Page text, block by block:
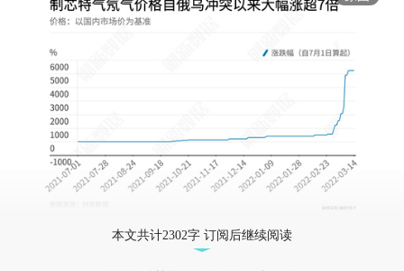
本文共计2302字 订阅后继续阅读